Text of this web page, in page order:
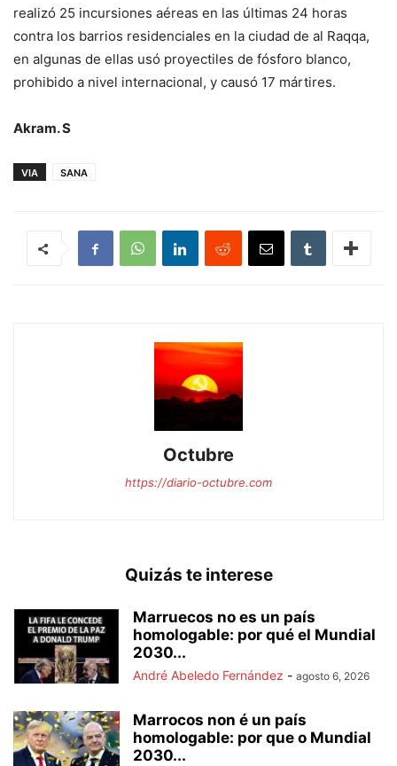
realizó 25 incursiones aéreas en las últimas 24 horas
contra los barrios residenciales en la ciudad de al Raqqa,
en algunas de ellas usó proyectiles de fósforo blanco,
prohibido a nivel internacional, y causó 17 mártires.
Akram. S
VIA SANA
Octubre
https://diario-octubre.com
Quizás te interese
Marruecos no es un país
homologable: por qué el Mundial
2030...
André Abeledo Fernández - agosto 6, 2026
Marrocos non é un país
homologable: por que o Mundial
2030...